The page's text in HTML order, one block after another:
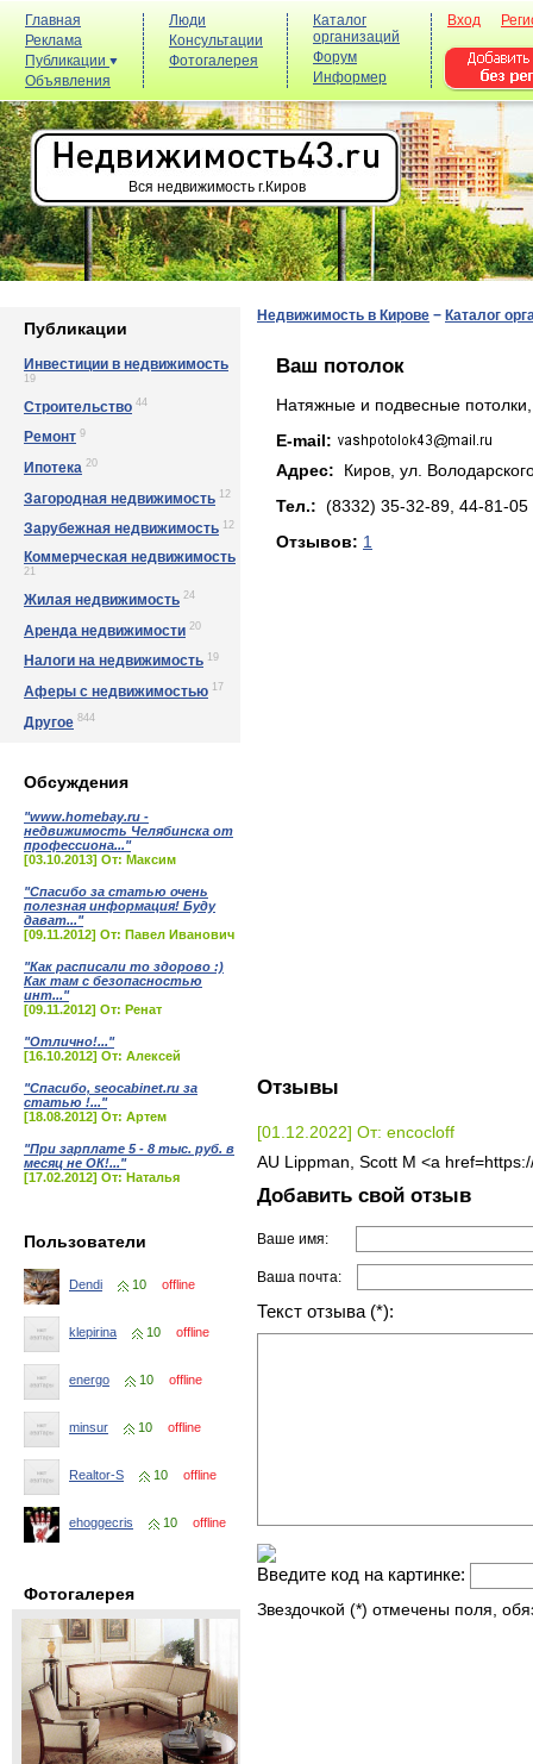
Главная
Реклама
Публикации
Объявления
Люди
Консультации
Фотогалерея
Каталог
организаций
Форум
Информер
Вход
Вся недвижимость г.Киров
Публикации
Инвестиции в недвижимость
19
Строительство 44
Ремонт 9
Ипотека 20
Загородная недвижимость 12
Зарубежная недвижимость 12
Коммерческая недвижимость
21
Жилая недвижимость 24
Аренда недвижимости 20
Налоги на недвижимость 19
Аферы с недвижимостью 17
Другое 844
Обсуждения
"www.homebay.ru -
недвижимость Челябинска от
профессиона..."
[03.10.2013] От: Максим
"Спасибо за статью очень
полезная информация! Буду
дават..."
[09.11.2012] От: Павел Иванович
"Как расписали то здорово :)
Как там с безопасностью
инт..."
[09.11.2012] От: Ренат
"Отлично!..."
[16.10.2012] От: Алексей
"Спасибо, seocabinet.ru за
статью !..."
[18.08.2012] От: Артем
"При зарплате 5 - 8 тыс. руб. в
месяц не ОК!..."
[17.02.2012] От: Наталья
Пользователи
Dendi 10 offline
klepirina 10 offline
energo 10 offline
minsur 10 offline
Realtor-S 10 offline
ehoggecris 10 offline
Фотогалерея
Недвижимость в Кирове − Каталог
Ваш потолок
Натяжные и подвесные
E-mail:
Адрес: Киров, yл.
Тел.: (8332) 35-32-89, 44-81-05
Отзывов: 1
Отзывы
[01.12.2022] От: encocloff
AU Lippman, Scott M <a
Добавить свой отзыв
Ваше имя:
Ваша почта:
Текст отзыва (*):
Введите код на картинке:
Звездочкой (*) отмечены поля,